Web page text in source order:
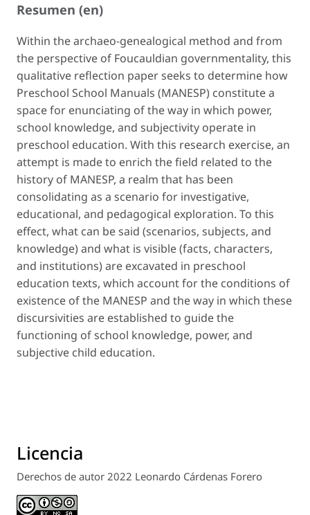
Resumen (en)
Within the archaeo-genealogical method and from
the perspective of Foucauldian governmentality, this
qualitative reflection paper seeks to determine how
Preschool School Manuals (MANESP) constitute a
space for enunciating of the way in which power,
school knowledge, and subjectivity operate in
preschool education. With this research exercise, an
attempt is made to enrich the field related to the
history of MANESP, a realm that has been
consolidating as a scenario for investigative,
educational, and pedagogical exploration. To this
effect, what can be said (scenarios, subjects, and
knowledge) and what is visible(facts, characters,
and institutions) are excavated in preschool
education texts, which account for the conditions of
existence of the MANESP and the way in which these
discursivities are established to guide the
functioning of school knowledge, power, and
subjective child education.
Licencia
Derechos de autor 2022 Leonardo Cárdenas Forero